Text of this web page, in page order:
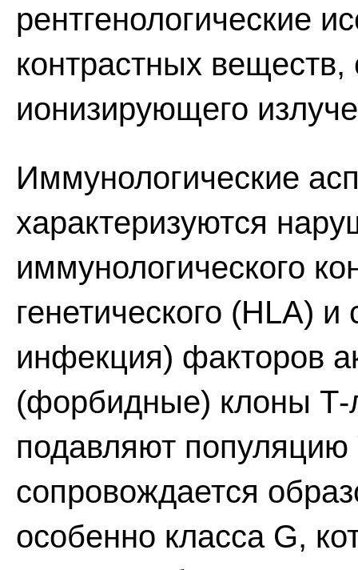
рентгенологические
контрастных
ионизирующего
Иммунологические
характеризуются
иммунологического
генетического (HLA)
инфекция) факторов
(форбидные) клоны
подавляют популяцию
сопровождается
особенно класса G,